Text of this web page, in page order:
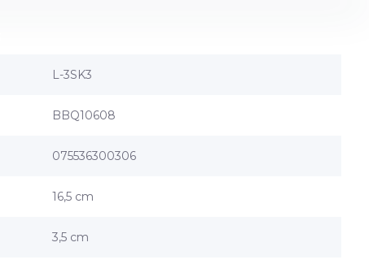
L-3SK3
BBQ10608
075536300306
16,5 cm
3,5 cm